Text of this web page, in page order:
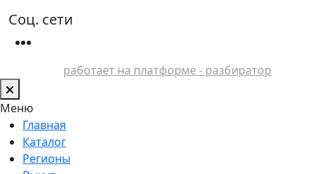
Соц. сети
работает на платформе - разбиратор
Меню
Главная
Каталог
Регионы